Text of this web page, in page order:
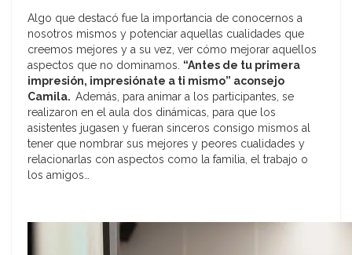
Algo que destacó fue la importancia de conocernos a
nosotros mismos y potenciar aquellas cualidades que
creemos mejores y a su vez, ver cómo mejorar aquellos
aspectos que no dominamos. “Antes de tu primera
impresión, impresiónate a ti mismo” aconsejo
Camila. Además, para animar a los participantes, se
realizaron en el aula dos dinámicas, para que los
asistentes jugasen y fueran sinceros consigo mismos al
tener que nombrar sus mejores y peores cualidades y
relacionarlas con aspectos como la familia, el trabajo o
los amigos…